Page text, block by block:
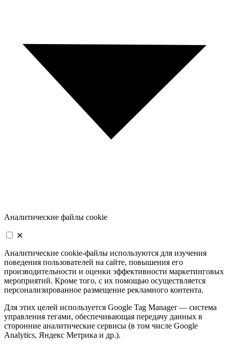
Аналитические файлы cookie
✕
Аналитические cookie-файлы используются для изучения
поведения пользователей на сайте, повышения его
производительности и оценки эффективности маркетинговых
мероприятий. Кроме того, с их помощью осуществляется
персонализированное размещение рекламного контента.
Для этих целей используется Google Tag Manager — система
управления тегами, обеспечивающая передачу данных в
сторонние аналитические сервисы (в том числе Google
Analytics, Яндекс Метрика и др.).